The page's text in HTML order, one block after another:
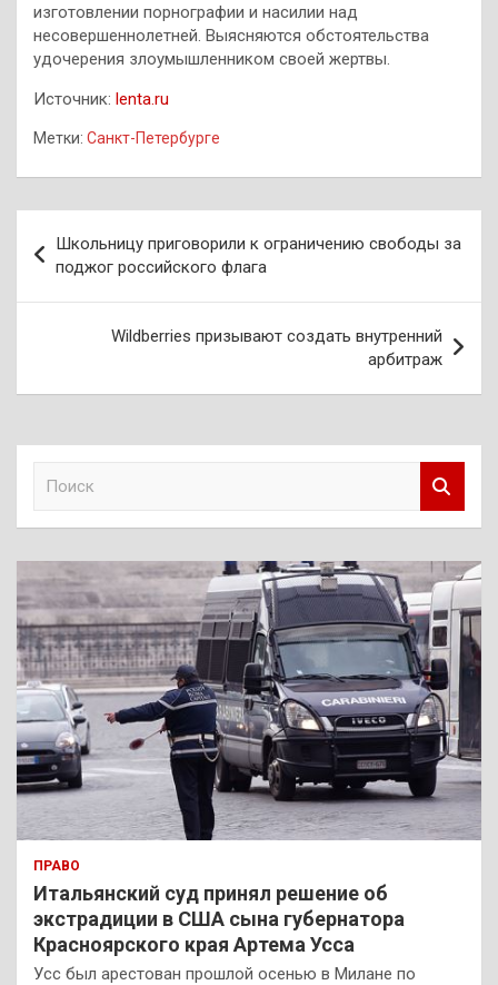
изготовлении порнографии и насилии над
несовершеннолетней. Выясняются обстоятельства
удочерения злоумышленником своей жертвы.
Источник: lenta.ru
Метки: Санкт-Петербурге
по
записям
Школьницу приговорили к ограничению свободы за
поджог российского флага
Wildberries призывают создать внутренний
арбитраж
к
ПРАВО
Итальянский суд принял решение об
экстрадиции в США сына губернатора
Красноярского края Артема Усса
Усс был арестован прошлой осенью в Милане по